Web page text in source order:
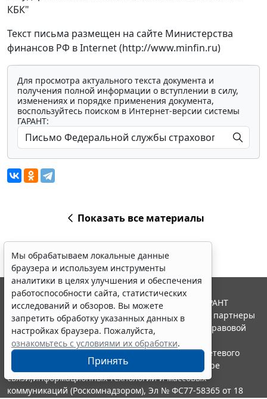
КБК"
Текст письма размещен на сайте Министерства
финансов РФ в Internet (http://www.minfin.ru)
Для просмотра актуального текста документа и
получения полной информации о вступлении в силу,
изменениях и порядке применения документа,
воспользуйтесь поиском в Интернет-версии системы
ГАРАНТ:
Показать все материалы
Мы обрабатываем локальные данные
браузера и используем инструменты
аналитики в целях улучшения и обеспечения
работоспособности сайта, статистических
исследований и обзоров. Вы можете
запретить обработку указанных данных в
настройках браузера. Пожалуйста,
ознакомьтесь с условиями их обработки.
Принять
© ООО "НПП "ГАРАНТ-СЕРВИС", 2026. Система ГАРАНТ
выпускается с 1990 года. Компания "Гарант" и ее партнеры
являются участниками Российской ассоциации правовой
информации ГАРАНТ.
Портал ГАРАНТ.РУ зарегистрирован в качестве сетевого
издания Федеральной службой по надзору в сфере
связи,информационных технологий и массовых
коммуникаций (Роскомнадзором), Эл № ФС77-58365 от 18